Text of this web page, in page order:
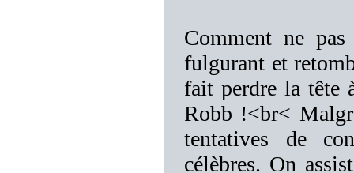
Comment ne
fulgurant et
fait perdre la tête
Robb !<br<
tentatives de
célèbres. On